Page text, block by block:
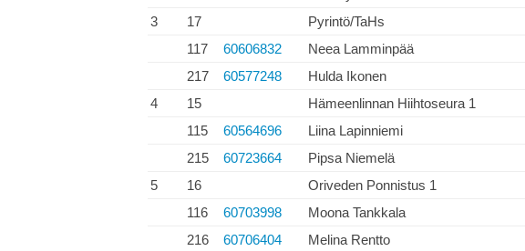
3
17 Pyrintö/TaHs
117
60606832 Neea Lamminpää
217
60577248 Hulda Ikonen
4
15 Hämeenlinnan Hiihtoseura 1
115
60564696 Liina Lapinniemi
215
60723664 Pipsa Niemelä
5
16 Oriveden Ponnistus 1
116
60703998 Moona Tankkala
216
60706404 Melina Rentto